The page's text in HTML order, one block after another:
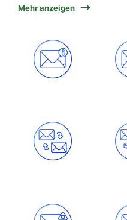
Mehr anzeigen